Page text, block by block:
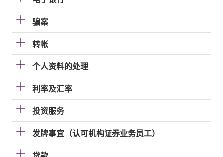
骗案
转帐
个人资料的处理
利率及汇率
投资服务
发牌事宜（认可机构证券业务员工）